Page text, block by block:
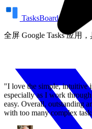
TasksBoard
全屏 Google Tasks 应用